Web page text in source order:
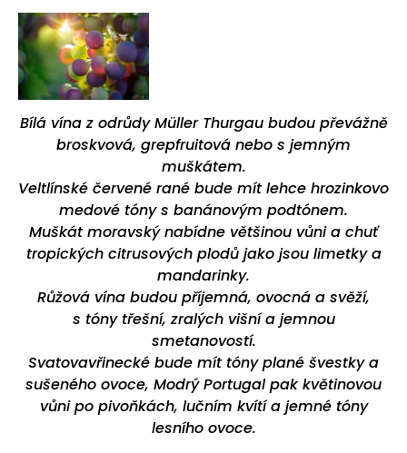
Bílá vína z odrůdy Müller Thurgau budou převážně
broskvová, grepfruitová nebo s jemným
muškátem.
Veltlínské červené rané bude mít lehce hrozinkovo
medové tóny s banánovým podtónem.
Muškát moravský nabídne většinou vůni a chuť
tropických citrusových plodů jako jsou limetky a
mandarinky.
Růžová vína budou příjemná, ovocná a svěží,
s tóny třešní, zralých višní a jemnou
smetanovostí.
Svatovavřinecké bude mít tóny plané švestky a
sušeného ovoce, Modrý Portugal pak květinovou
vůni po pivoňkách, lučním kvítí a jemné tóny
lesního ovoce.